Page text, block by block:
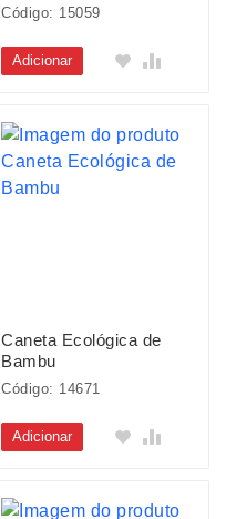
Código: 15059
Adicionar
Caneta Ecológica de
Bambu
Código: 14671
Adicionar